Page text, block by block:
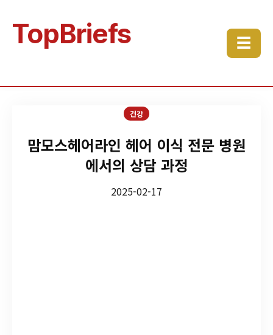
TopBriefs ☰
건강
맘모스헤어라인 헤어 이식 전문 병원
에서의 상담 과정
2025-02-17